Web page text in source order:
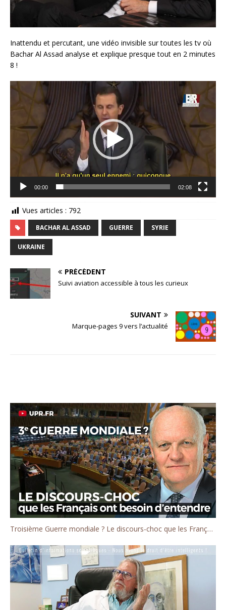
Inattendu et percutant, une vidéo invisible sur toutes les tv où
Bachar Al Assad analyse et explique presque tout en 2 minutes
8 !
Lecteur
vidéo
00:00 02:08
Vues articles : 792
BACHAR AL ASSAD GUERRE SYRIE
UKRAINE
PRÉCÉDENT
Suivi aviation accessible à tous les curieux
SUIVANT
Marque-pages 9 vers l’actualité
Troisième Guerre mondiale ? Le discours-choc que les Français ont besoin d'entendre